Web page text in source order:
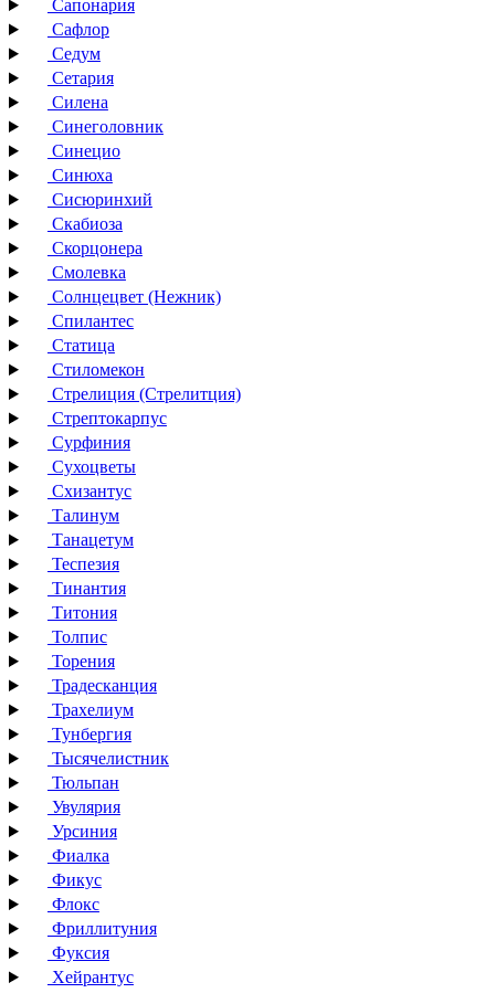
Сапонария
Сафлор
Седум
Сетария
Силена
Синеголовник
Синецио
Синюха
Сисюринхий
Скабиоза
Скорцонера
Смолевка
Солнцецвет (Нежник)
Спилантес
Статица
Стиломекон
Стрелиция (Стрелитция)
Стрептокарпус
Сурфиния
Сухоцветы
Схизантус
Талинум
Танацетум
Теспезия
Тинантия
Титония
Толпис
Торения
Традесканция
Трахелиум
Тунбергия
Тысячелистник
Тюльпан
Увулярия
Урсиния
Фиалка
Фикус
Флокс
Фриллитуния
Фуксия
Хейрантус